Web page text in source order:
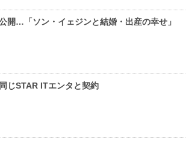
開…「ソン・イェジンと結婚・出産の幸せ」
じSTAR ITエンタと契約